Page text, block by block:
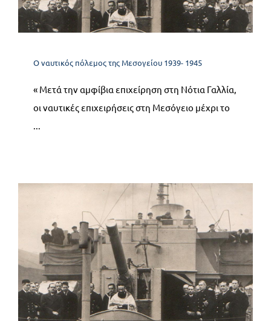
επιχειρήσεις μέχρι τη
γερμανική συνθηκολόγηση
Ο ναυτικός πόλεμος της Μεσογείου 1939- 1945
« Μετά την αμφίβια επιχείρηση στη Νότια Γαλλία,
οι ναυτικές επιχειρήσεις στη Μεσόγειο μέχρι το
...
12.3 Η απόβαση στη Νότια
Γαλλία